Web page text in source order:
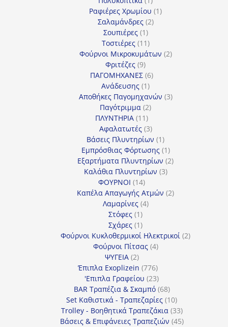
προϊόν
Ραφιέρες Χρωμίου 11
Σαλαμάνδρες 22
Σουπιέρες 11
προϊόν
Τοστιέρες 1111
προϊόντα
Φούρνοι Μικροκυμάτων 22
Φριτέζες 99
προϊόντα
ΠΑΓΟΜΗΧΑΝΕΣ 66
Ανάδευσης 11
προϊόν
Αποθήκες Παγομηχανών 33
Παγότριμμα 22
ΠΛΥΝΤΗΡΙΑ 1111
προϊόντα
Αφαλατωτές 33
προϊόντα
Βάσεις Πλυντηρίων 11
προϊόν
Εμπρόσθιας Φόρτωσης 11
προϊόν
Εξαρτήματα Πλυντηρίων 22
Καλάθια Πλυντηρίων 33
ΦΟΥΡΝΟΙ 1414
προϊόντα
Καπέλα Απαγωγής Ατμών 22
Λαμαρίνες 44
Στόφες 11
προϊόν
Σχάρες 11
προϊόν
Φούρνοι Κυκλοθερμικοί Ηλεκτρικοί 22
Φούρνοι Πίτσας 44
ΨΥΓΕΙΑ 22
προϊόντα
Έπιπλα Exoplizein 776776
προϊόντα
'Επιπλα Γραφείου 2323
προϊόντα
BAR Τραπέζια & Σκαμπό 6868
προϊόντα
Set Καθιστικά - Τραπεζαρίες 1010
προϊόντα
Trolley - Βοηθητικά Τραπεζάκια 3333
προϊόντα
Βάσεις & Επιφάνειες Τραπεζιών 4545